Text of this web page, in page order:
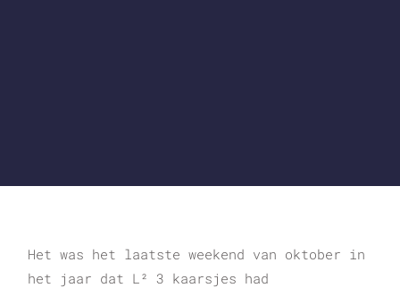
Het was het laatste weekend van oktober in
het jaar dat L² 3 kaarsjes had